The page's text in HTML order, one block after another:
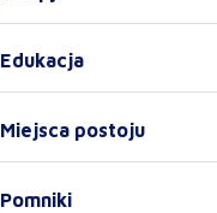
Edukacja
Miejsca postoju
Pomniki